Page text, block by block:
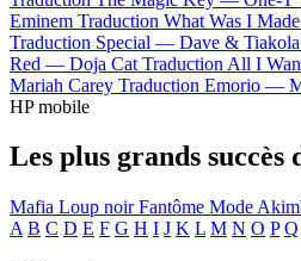
Eminem Traduction What Was I
Traduction Special — Dave & Tiakola
Red — Doja Cat Traduction All I
Mariah Carey Traduction Emorio —
HP mobile
Les plus grands succès
Mafia Loup noirFantôme Mode
A B C D E F G H I J K L M N O P Q